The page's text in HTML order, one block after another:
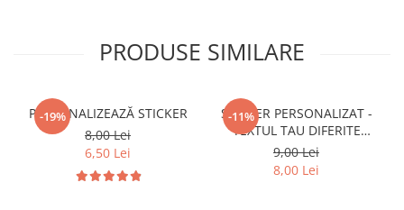
STICKERE PERSONALIZATE
CARTI DE VIZITA
ECHIPAMENT DE LUCRU
PERSONALIZAT
PLACUTE INFORMATIVE
PRODUSE SIMILARE
-19%
PERSONALIZEAZĂ STICKER
8,00 Lei
6,50 Lei
-11%
STICKER PERSONALIZAT -
TEXTUL TAU DIFERITE
FONTURI
9,00 Lei
8,00 Lei